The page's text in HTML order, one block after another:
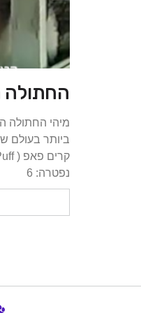
החתולה
מיהי החתולה
ביותר בעולם
נפטרה: 6